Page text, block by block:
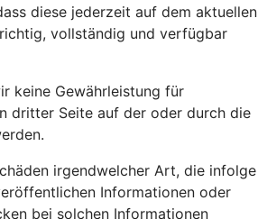
diese jederzeit auf dem aktuellen
vollständig und verfügbar
keine Gewährleistung für
dritter Seite auf der oder durch die
irgendwelcher Art, die infolge
Informationen oder
bei solchen Informationen